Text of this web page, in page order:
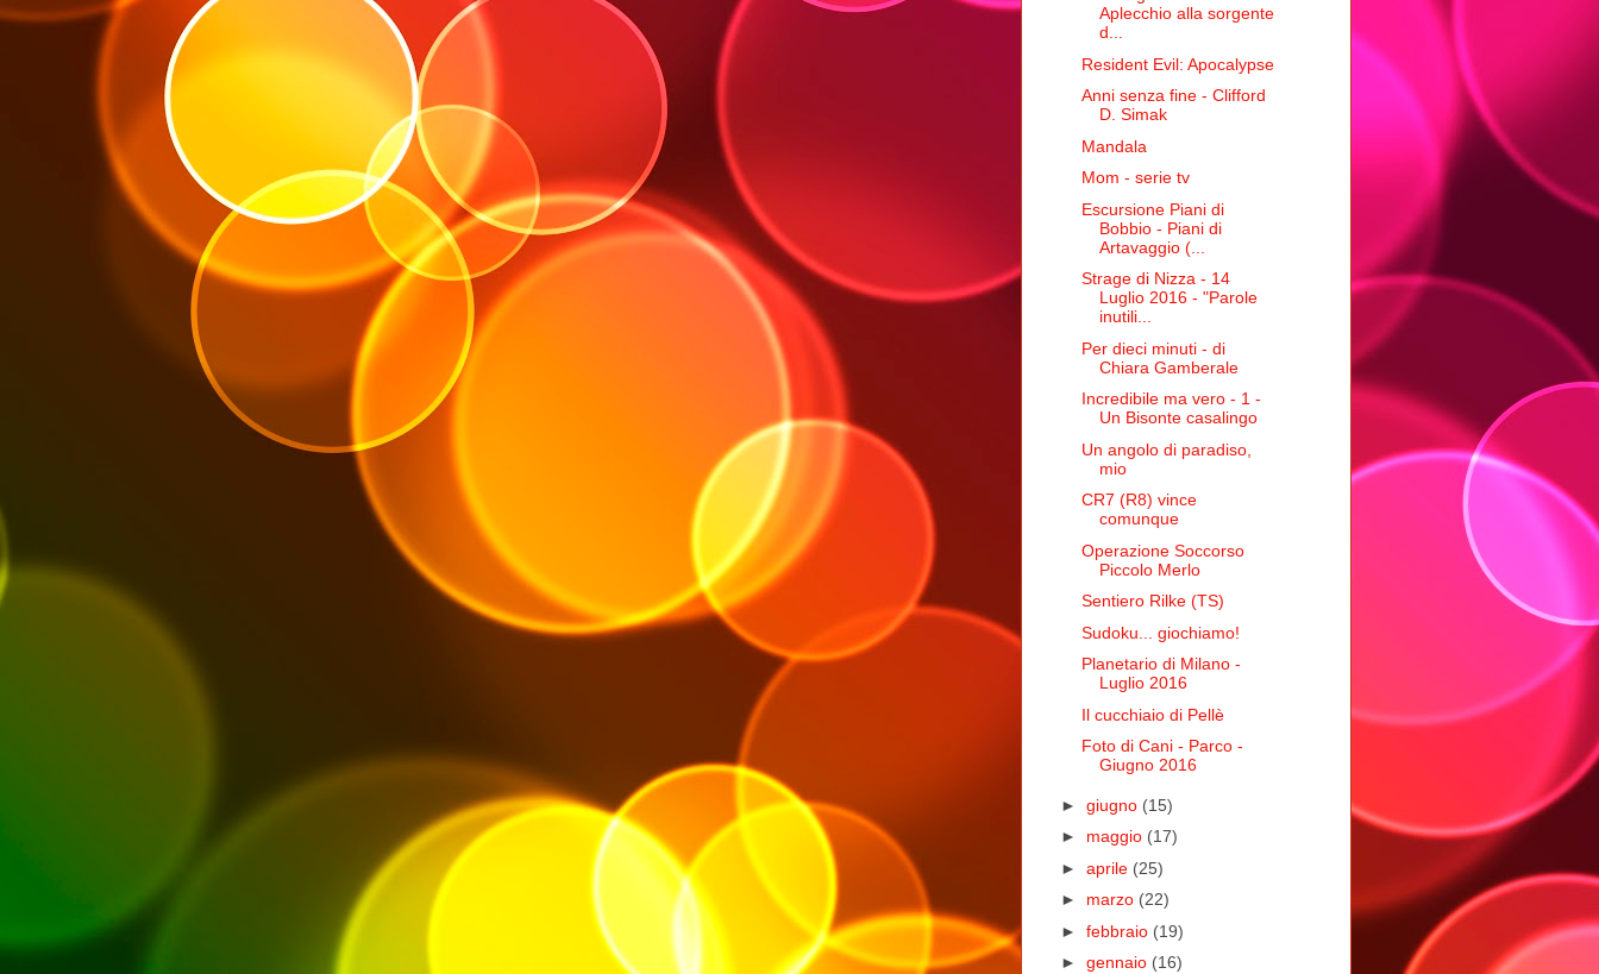
Aplecchio alla sorgente
d...
Resident Evil: Apocalypse
Anni senza fine - Clifford
D. Simak
Mandala
Mom - serie tv
Escursione Piani di
Bobbio - Piani di
Artavaggio (...
Strage di Nizza - 14
Luglio 2016 - "Parole
inutili...
Per dieci minuti - di
Chiara Gamberale
Incredibile ma vero - 1 -
Un Bisonte casalingo
Un angolo di paradiso,
mio
CR7 (R8) vince
comunque
Operazione Soccorso
Piccolo Merlo
Sentiero Rilke (TS)
Sudoku... giochiamo!
Planetario di Milano -
Luglio 2016
Il cucchiaio di Pellè
Foto di Cani - Parco -
Giugno 2016
► giugno (15)
► maggio (17)
► aprile (25)
► marzo (22)
► febbraio (19)
► gennaio (16)